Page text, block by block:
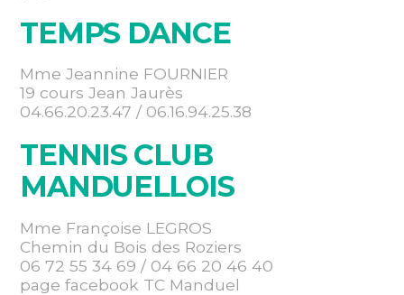
TEMPS DANCE
Mme Jeannine FOURNIER
19 cours Jean Jaurès
04.66.20.23.47 / 06.16.94.25.38
TENNIS CLUB
MANDUELLOIS
Mme Françoise LEGROS
Chemin du Bois des Roziers
06 72 55 34 69 / 04 66 20 46 40
page facebook TC Manduel